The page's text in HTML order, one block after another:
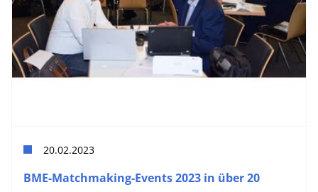
20.02.2023
BME-Matchmaking-Events 2023 in über 20